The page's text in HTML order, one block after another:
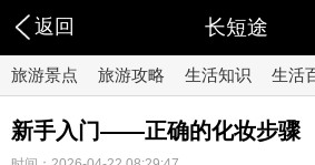
返回 长短途
旅游景点 旅游攻略 生活知识 生活
新手入门——正确的化妆步骤